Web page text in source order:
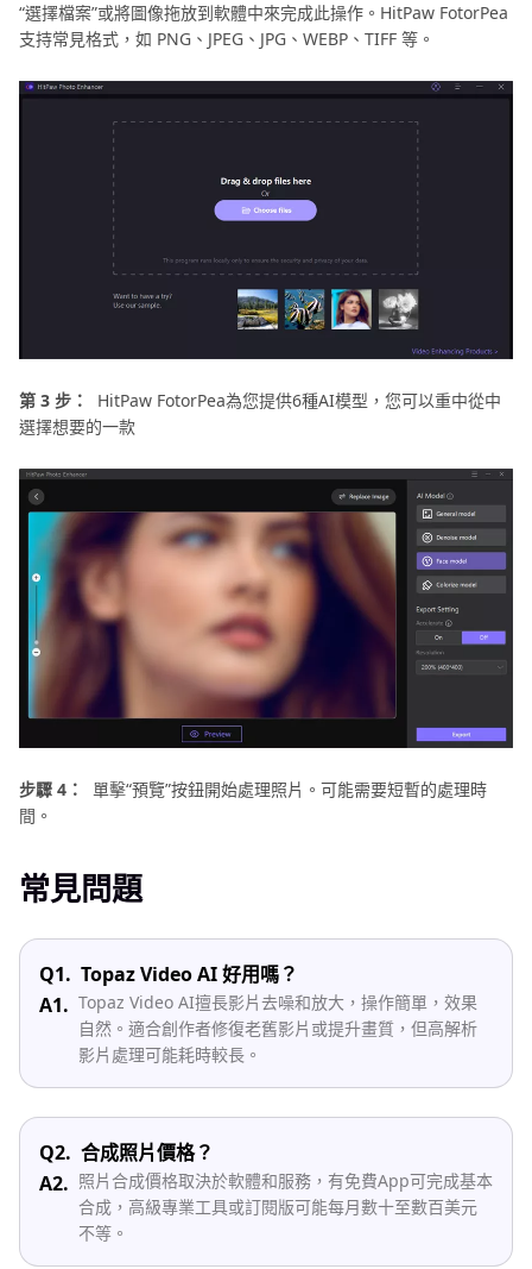
“選擇檔案”或將圖像拖放到軟體中來完成此操作。HitPaw FotorPea
支持常見格式，如 PNG、JPEG、JPG、WEBP、TIFF 等。
第 3 步：
HitPaw FotorPea為您提供6種AI模型，您可以重中從中
選擇想要的一款
步驟 4：
單擊“預覽”按鈕開始處理照片。可能需要短暫的處理時
間。
常見問題
Q1. Topaz Video AI 好用嗎？
A1. Topaz Video AI擅長影片去噪和放大，操作簡單，效果
自然。適合創作者修復老舊影片或提升畫質，但高解析
影片處理可能耗時較長。
Q2. 合成照片價格？
A2. 照片合成價格取決於軟體和服務，有免費App可完成基本
合成，高級專業工具或訂閱版可能每月數十至數百美元
不等。